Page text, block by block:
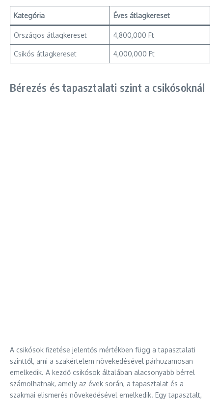
Kategória Éves átlagkereset
Országos átlagkereset 4,800,000 Ft
Csikós átlagkereset 4,000,000 Ft
Bérezés és tapasztalati szint a csikósoknál
A csikósok fizetése jelentős mértékben függ a tapasztalati
szinttől, ami a szakértelem növekedésével párhuzamosan
emelkedik. A kezdő csikósok általában alacsonyabb bérrel
számolhatnak, amely az évek során, a tapasztalat és a
szakmai elismerés növekedésével emelkedik. Egy tapasztalt,